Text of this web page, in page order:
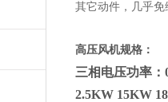
其它动件，几乎免
高压风机规格：
三相电压功率
2.5KW 15KW